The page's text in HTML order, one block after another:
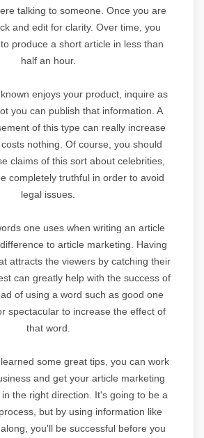
talking to someone. Once you are
and edit for clarity. Over time, you
produce a short article in less than
half an hour.
enjoys your product, inquire as
you can publish that information. A
of this type can really increase
nothing. Of course, you should
claims of this sort about celebrities,
completely truthful in order to avoid
legal issues.
one uses when writing an article
to article marketing. Having
attracts the viewers by catching their
can greatly help with the success of
of using a word such as good one
spectacular to increase the effect of
that word.
some great tips, you can work
and get your article marketing
the right direction. It's going to be a
but by using information like
you'll be successful before you